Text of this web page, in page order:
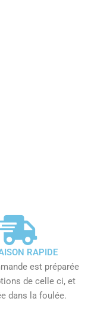
RAPIDE
est préparée
de celle ci, et
dans la foulée.